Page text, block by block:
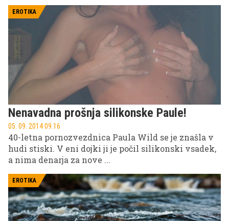
EROTIKA
Nenavadna prošnja silikonske Paule!
05. 09. 2014 09.16
40-letna pornozvezdnica Paula Wild se je znašla v
hudi stiski. V eni dojki ji je počil silikonski vsadek,
a nima denarja za nove ...
EROTIKA